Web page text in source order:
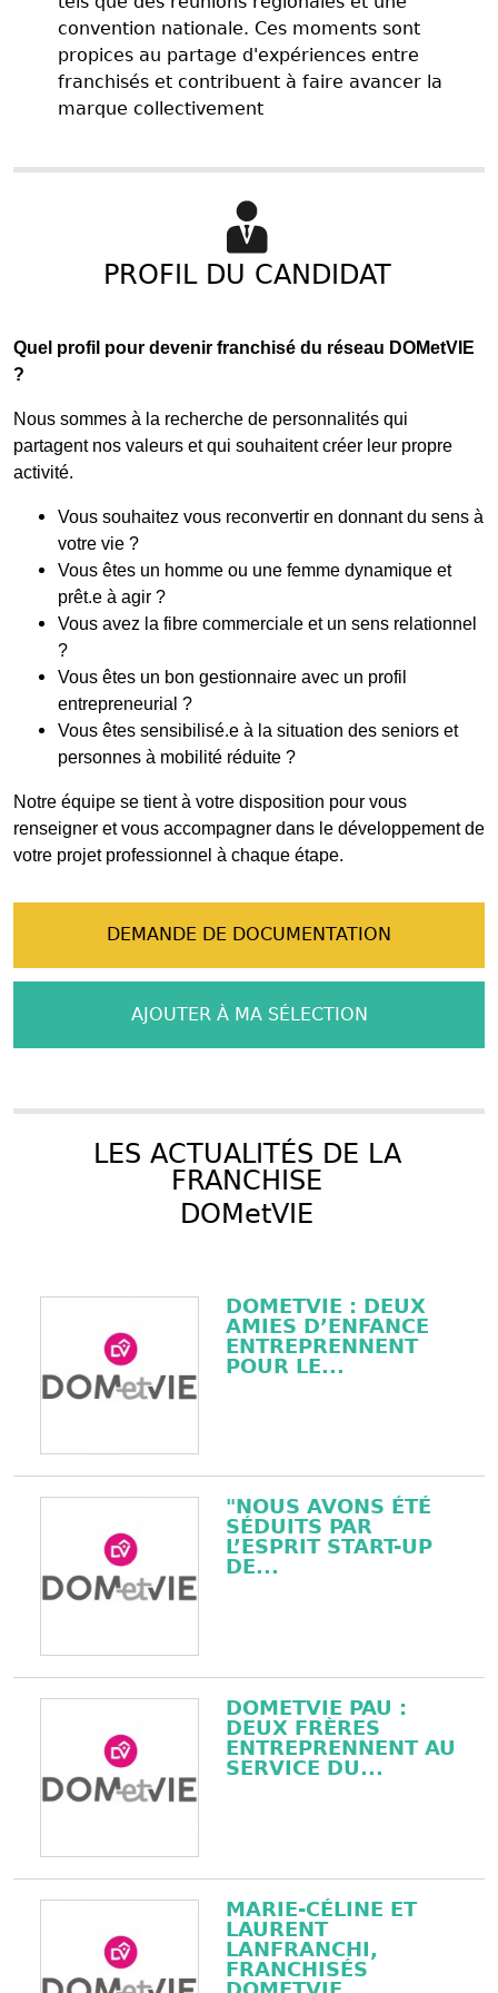
convention nationale. Ces moments sont
propices au partage d'expériences entre
franchisés et contribuent à faire avancer la
marque collectivement
PROFIL DU CANDIDAT
Quel profil pour devenir franchisé du réseau DOMetVIE
?
Nous sommes à la recherche de personnalités qui
partagent nos valeurs et qui souhaitent créer leur propre
activité.
Vous souhaitez vous reconvertir en donnant du sens à
votre vie ?
Vous êtes un homme ou une femme dynamique et
prêt.e à agir ?
Vous avez la fibre commerciale et un sens relationnel
?
Vous êtes un bon gestionnaire avec un profil
entrepreneurial ?
Vous êtes sensibilisé.e à la situation des seniors et
personnes à mobilité réduite ?
Notre équipe se tient à votre disposition pour vous
renseigner et vous accompagner dans le développement de
votre projet professionnel à chaque étape.
DEMANDE DE DOCUMENTATION
AJOUTER À MA SÉLECTION
LES ACTUALITÉS DE LA
FRANCHISE
DOMetVIE
DOMETVIE : DEUX
AMIES D’ENFANCE
ENTREPRENNENT
POUR LE...
"NOUS AVONS ÉTÉ
SÉDUITS PAR
L’ESPRIT START-UP
DE...
DOMETVIE PAU :
DEUX FRÈRES
ENTREPRENNENT AU
SERVICE DU...
MARIE-CÉLINE ET
LAURENT
LANFRANCHI,
FRANCHISÉS